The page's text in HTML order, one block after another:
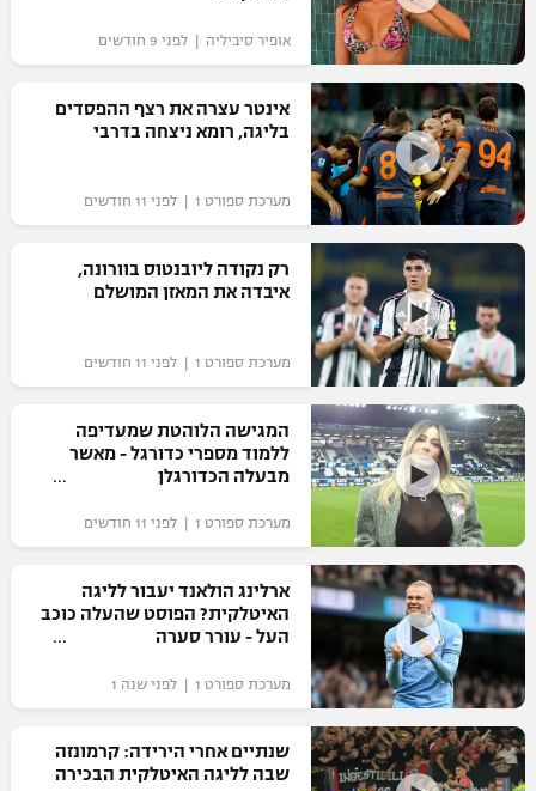
תקנון פעילות ספורט 1
רשיון להקרנה פומבית לבית עסק
הצטרפות לחבילת הערוצים
לוח דרושים – ג'ובנט
המגזין
אופיר סיביליה | לפני 9 חודשים
אינטר עצרה את רצף ההפסדים
בליגה, רומא ניצחה בדרבי
מערכת ספורט 1 | לפני 11 חודשים
רק נקודה ליובנטוס בוורונה,
איבדה את המאזן המושלם
מערכת ספורט 1 | לפני 11 חודשים
המגישה הלוהטת שמעדיפה
ללמוד מספרי כדורגל - מאשר
מבעלה הכדורגלן
מערכת ספורט 1 | לפני 11 חודשים
ארלינג הולאנד יעבור לליגה
האיטלקית? הפוסט שהעלה כוכב
העל - עורר סערה
מערכת ספורט 1 | לפני שנה 1
שנתיים אחרי הירידה: קרמונזה
שבה לליגה האיטלקית הבכירה